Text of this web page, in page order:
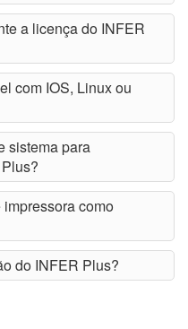
a licença do INFER
com IOS, Linux ou
sistema para
como
do INFER Plus?